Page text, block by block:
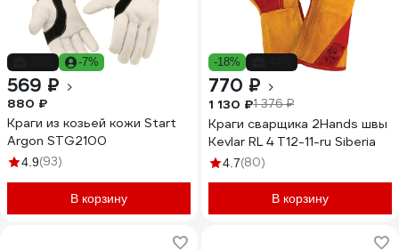
-7%
569 ₽
880 ₽
Краги из козьей кожи Start
Argon STG2100
4.9(93)
В корзину
-18%
770 ₽
1 130 ₽1 376 ₽
Краги сварщика 2Hands швы
Kevlar RL 4 Т12-11-ru Siberia
4.7(80)
В корзину